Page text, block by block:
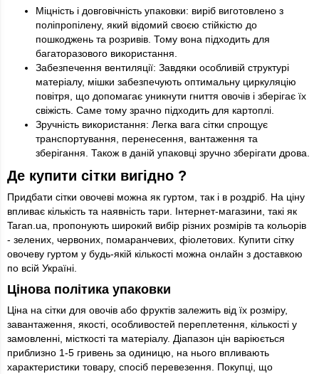
Міцність і довговічність упаковки: виріб виготовлено з
поліпропілену, який відомий своєю стійкістю до
пошкоджень та розривів. Тому вона підходить для
багаторазового використання.
Забезпечення вентиляції: Завдяки особливій структурі
матеріалу, мішки забезпечують оптимальну циркуляцію
повітря, що допомагає уникнути гниття овочів і зберігає їх
свіжість. Саме тому зрачно підходить для картоплі.
Зручність використання: Легка вага сітки спрощує
транспортування, перенесення, вантаження та
зберігання. Також в даній упаковці зручно зберігати дрова.
Де купити сітки вигідно ?
Придбати сітки овочеві можна як гуртом, так і в роздріб. На ціну
впливає кількість та наявність тари. Інтернет-магазини, такі як
Taran.ua, пропонують широкий вибір різних розмірів та кольорів
- зелених, червоних, помаранчевих, фіолетових. Купити сітку
овочеву гуртом у будь-якій кількості можна онлайн з доставкою
по всій Україні.
Цінова політика упаковки
Ціна на сітки для овочів або фруктів залежить від їх розміру,
завантаження, якості, особливостей переплетення, кількості у
замовленні, місткості та матеріалу. Діапазон цін варіюється
приблизно 1-5 гривень за одиницю, на нього впливають
характеристики товару, спосіб перевезення. Покупці, що